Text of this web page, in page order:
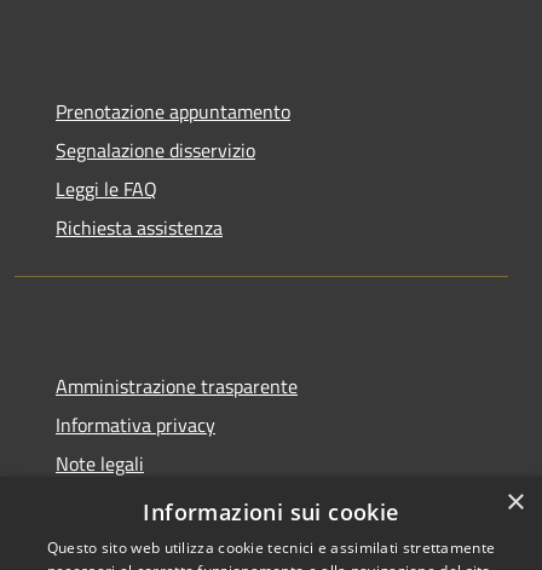
Prenotazione appuntamento
Segnalazione disservizio
Leggi le FAQ
Richiesta assistenza
Amministrazione trasparente
Informativa privacy
Note legali
Dichiarazione di accessibilità
×
Informazioni sui cookie
Questo sito web utilizza cookie tecnici e assimilati strettamente